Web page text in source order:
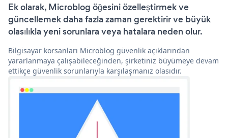
Ek olarak, Microblog öğesini özelleştirmek ve
güncellemek daha fazla zaman gerektirir ve büyük
olasılıkla yeni sorunlara veya hatalara neden olur.
Bilgisayar korsanları Microblog güvenlik açıklarından
yararlanmaya çalışabileceğinden, şirketiniz büyümeye devam
ettikçe güvenlik sorunlarıyla karşılaşmanız olasıdır.